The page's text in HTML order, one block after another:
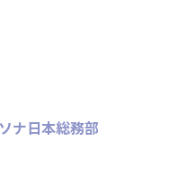
ナ日本総務部